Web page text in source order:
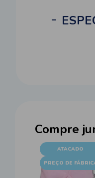
Compre
ATACADO
PREÇO DE